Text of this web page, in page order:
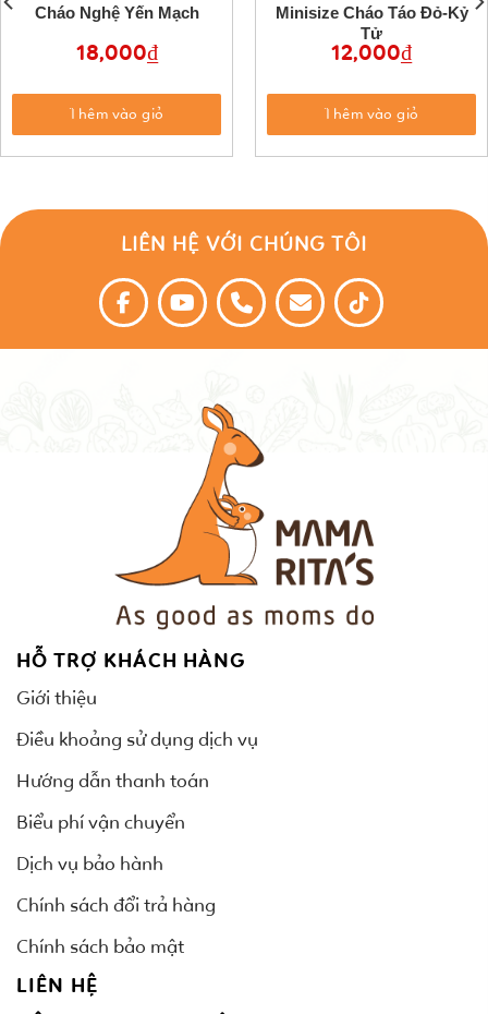
Cháo Nghệ Yến Mạch
18,000₫
Thêm vào giỏ
Minisize Cháo Táo Đỏ-Kỷ
Tử
12,000₫
Thêm vào giỏ
LIÊN HỆ VỚI CHÚNG TÔI
HỖ TRỢ KHÁCH HÀNG
Giới thiệu
Điều khoảng sử dụng dịch vụ
Hướng dẫn thanh toán
Biểu phí vận chuyển
Dịch vụ bảo hành
Chính sách đổi trả hàng
Chính sách bảo mật
LIÊN HỆ